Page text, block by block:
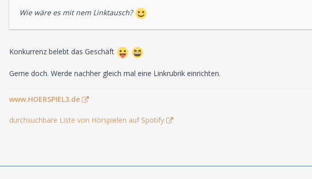
Wie wäre es mit nem Linktausch?
Konkurrenz belebt das Geschäft
Gerne doch. Werde nachher gleich mal eine Linkrubrik einrichten.
www.HOERSPIEL3.de
durchsuchbare Liste von Hörspielen auf Spotify